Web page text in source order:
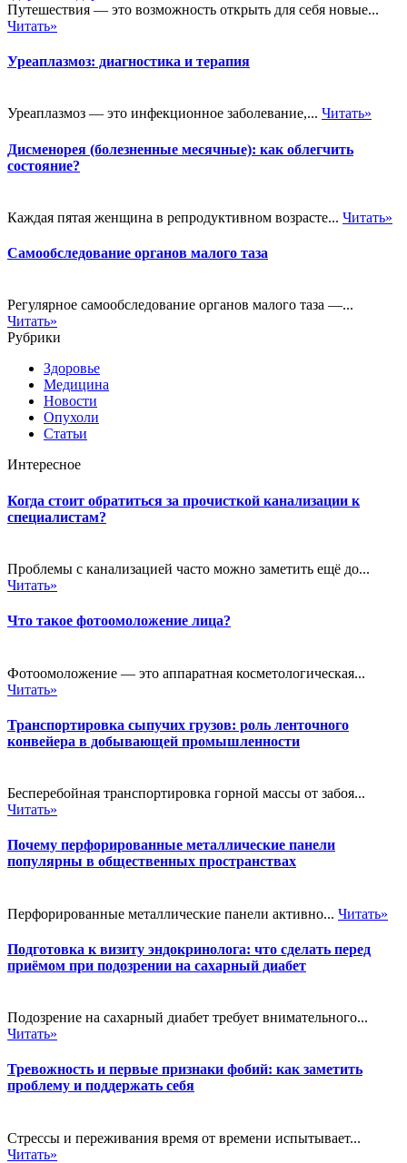
Путешествия — это возможность открыть для себя новые...
Читать»
Уреаплазмоз: диагностика и терапия
Уреаплазмоз — это инфекционное заболевание,... Читать»
Дисменорея (болезненные месячные): как облегчить
состояние?
Каждая пятая женщина в репродуктивном возрасте... Читать»
Самообследование органов малого таза
Регулярное самообследование органов малого таза —...
Читать»
Рубрики
Здоровье
Медицина
Новости
Опухоли
Статьи
Интересное
Когда стоит обратиться за прочисткой канализации к
специалистам?
Проблемы с канализацией часто можно заметить ещё до...
Читать»
Что такое фотоомоложение лица?
Фотоомоложение — это аппаратная косметологическая...
Читать»
Транспортировка сыпучих грузов: роль ленточного
конвейера в добывающей промышленности
Бесперебойная транспортировка горной массы от забоя...
Читать»
Почему перфорированные металлические панели
популярны в общественных пространствах
Перфорированные металлические панели активно... Читать»
Подготовка к визиту эндокринолога: что сделать перед
приёмом при подозрении на сахарный диабет
Подозрение на сахарный диабет требует внимательного...
Читать»
Тревожность и первые признаки фобий: как заметить
проблему и поддержать себя
Стрессы и переживания время от времени испытывает...
Читать»